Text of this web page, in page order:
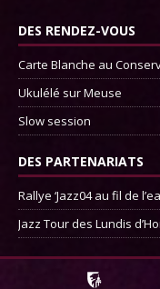
DES RENDEZ-VOUS
Carte Blanche au
Ukulélé sur Meuse
Slow session
DES PARTENARIATS
Rallye ‘Jazz04 au fil de
Jazz Tour des Lundis